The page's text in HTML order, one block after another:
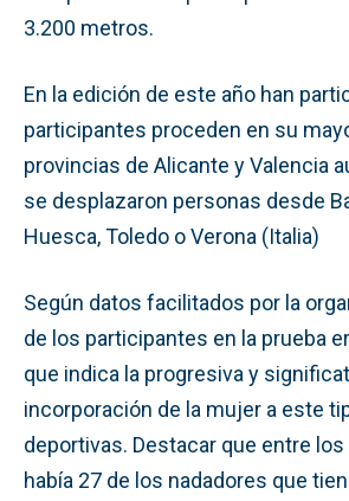
3.200 metros.
En la edición de este año han
participantes proceden en su
provincias de Alicante y Valencia
se desplazaron personas desde
Huesca, Toledo o Verona (Italia)
Según datos facilitados por la
de los participantes en la prueba
que indica la progresiva y
incorporación de la mujer a este
deportivas. Destacar que entre
había 27 de los nadadores que